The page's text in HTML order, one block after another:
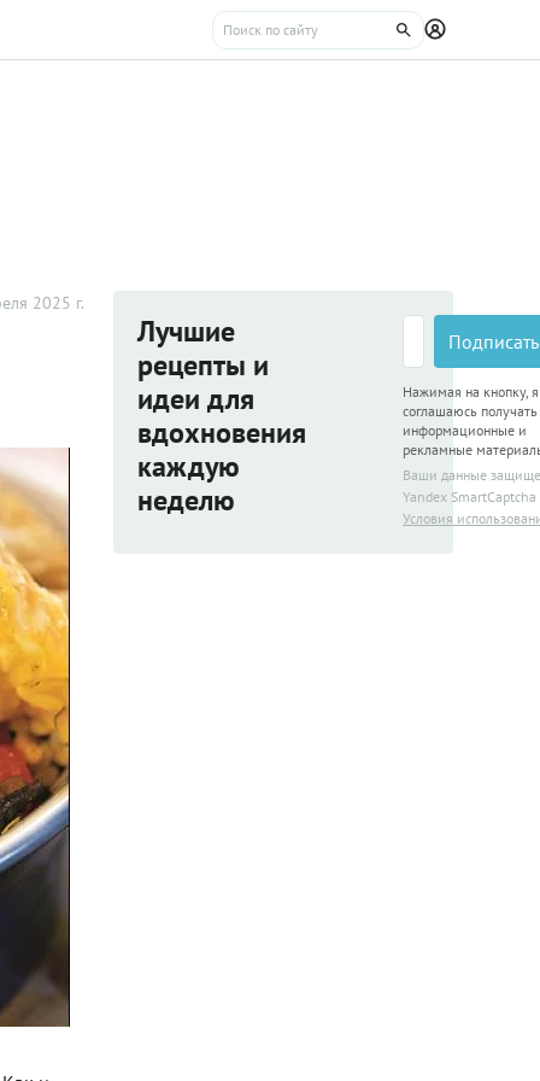
2025 г.
Лучшие
рецепты и
идеи для
вдохновения
каждую
неделю
Нажимая на кнопку, я
соглашаюсь получать
информационные и
рекламные
Ваши данные
Yandex SmartCaptcha
Условия